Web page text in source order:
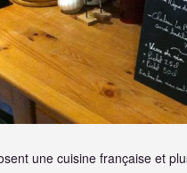
une cuisine française et